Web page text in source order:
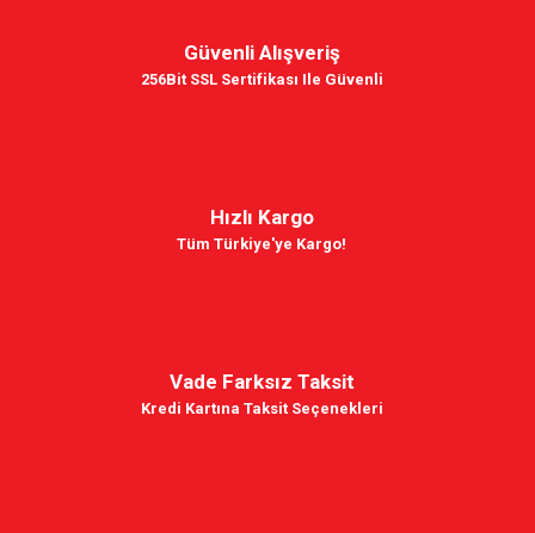
Güvenli Alışveriş
256Bit SSL Sertifikası Ile Güvenli
Hızlı Kargo
Tüm Türkiye'ye Kargo!
Vade Farksız Taksit
Kredi Kartına Taksit Seçenekleri